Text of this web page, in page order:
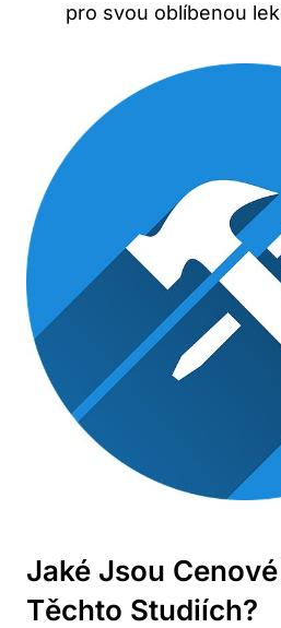
pro svou oblíbenou
Jaké Jsou
Těchto Studiích?